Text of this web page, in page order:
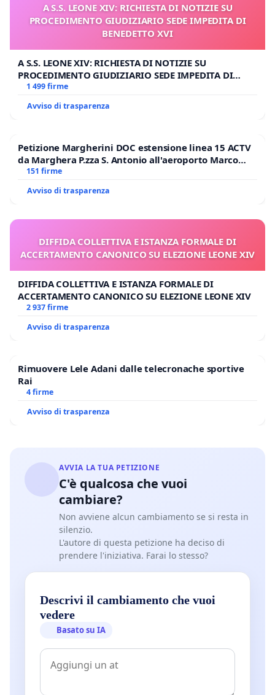
A S.S. LEONE XIV: RICHIESTA DI NOTIZIE SU
PROCEDIMENTO GIUDIZIARIO SEDE IMPEDITA DI
BENEDETTO XVI
A S.S. LEONE XIV: RICHIESTA DI NOTIZIE SU
PROCEDIMENTO GIUDIZIARIO SEDE IMPEDITA DI
BENEDETTO XVI
1 499 firme
Avviso di trasparenza
Petizione Margherini DOC estensione linea 15 ACTV
da Marghera P.zza S. Antonio all'aeroporto Marco
Polo tariffa a € 1,50
151 firme
Avviso di trasparenza
DIFFIDA COLLETTIVA E ISTANZA FORMALE DI
ACCERTAMENTO CANONICO SU ELEZIONE LEONE XIV
DIFFIDA COLLETTIVA E ISTANZA FORMALE DI
ACCERTAMENTO CANONICO SU ELEZIONE LEONE XIV
2 937 firme
Avviso di trasparenza
Rimuovere Lele Adani dalle telecronache sportive
Rai
4 firme
Avviso di trasparenza
AVVIA LA TUA PETIZIONE
C'è qualcosa che vuoi
cambiare?
Non avviene alcun cambiamento se si resta in
silenzio.
L'autore di questa petizione ha deciso di
prendere l'iniziativa. Farai lo stesso?
Descrivi il cambiamento che vuoi
vedere
Basato su IA